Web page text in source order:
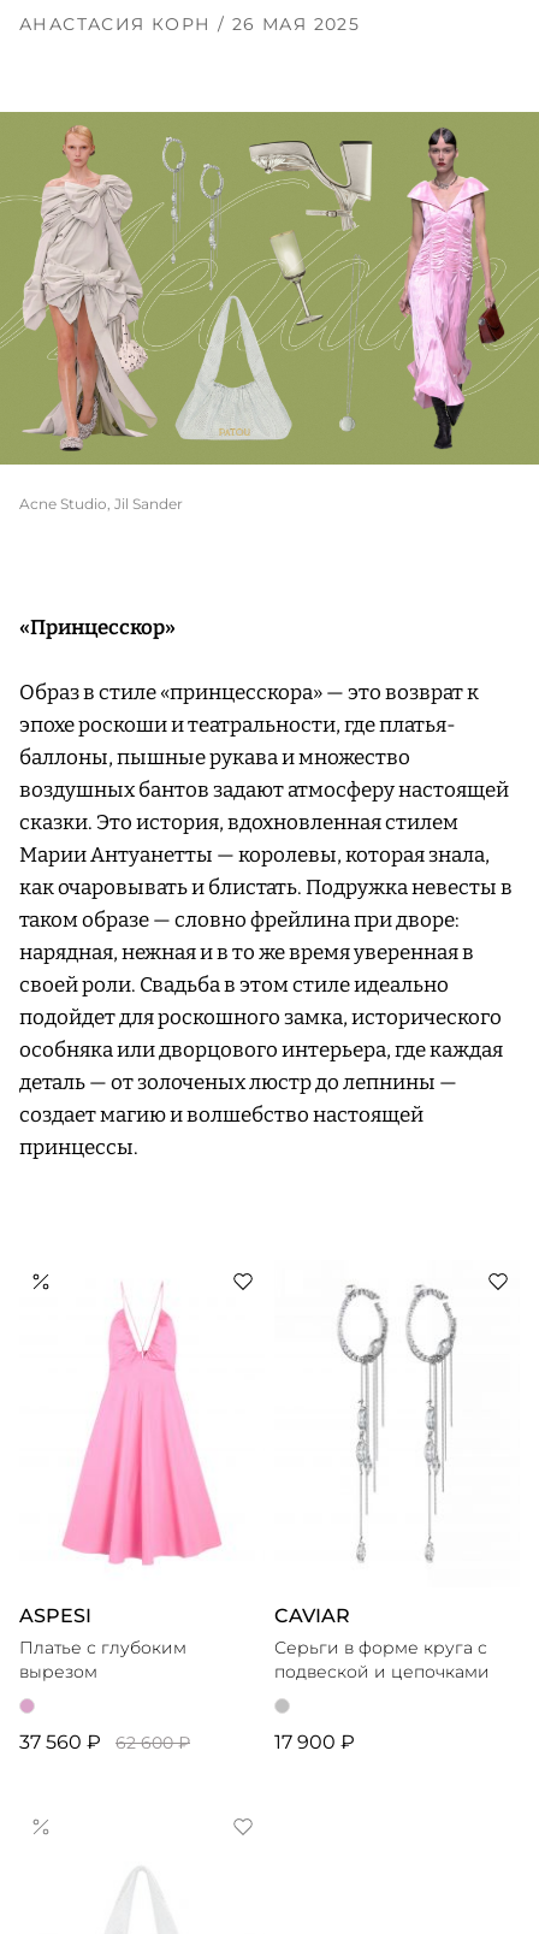
АНАСТАСИЯ КОРН / 26 МАЯ 2025
Acne Studio, Jil Sander
«Принцесскор»
Образ в стиле «принцесскора» — это возврат к
эпохе роскоши и театральности, где платья-
баллоны, пышные рукава и множество
воздушных бантов задают атмосферу настоящей
сказки. Это история, вдохновленная стилем
Марии Антуанетты — королевы, которая знала,
как очаровывать и блистать. Подружка невесты в
таком образе — словно фрейлина при дворе:
нарядная, нежная и в то же время уверенная в
своей роли. Свадьба в этом стиле идеально
подойдет для роскошного замка, исторического
особняка или дворцового интерьера, где каждая
деталь — от золоченых люстр до лепнины —
создает магию и волшебство настоящей
принцессы.
ASPESI
Платье с глубоким
вырезом
37 560 ₽ 62 600 ₽
CAVIAR
Серьги в форме круга с
подвеской и цепочками
17 900 ₽